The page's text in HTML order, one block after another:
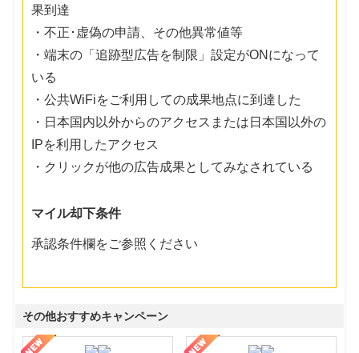
果到達
・不正･虚偽の申請、その他異常値等
・端末の「追跡型広告を制限」設定がONになって
いる
・公共WiFiをご利用しての成果地点に到達した
・日本国内以外からのアクセスまたは日本国以外の
IPを利用したアクセス
・クリックが他の広告成果としてみなされている
マイル却下条件
承認条件欄をご参照ください
その他おすすめキャンペーン